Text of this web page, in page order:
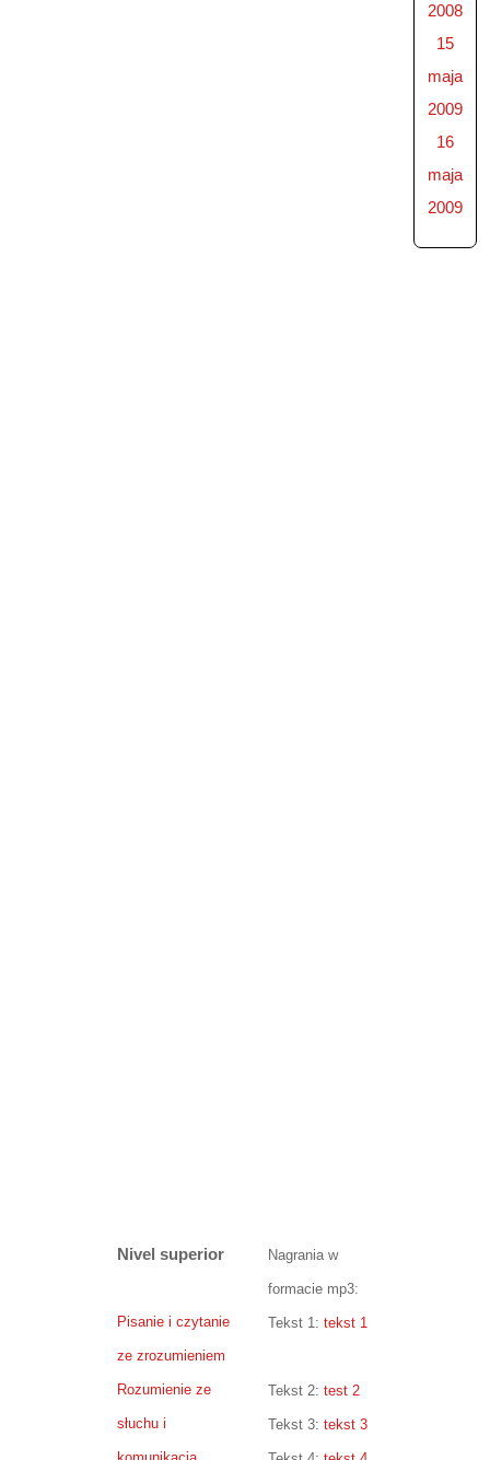
Nivel superior
Pisanie i czytanie
ze zrozumieniem
Rozumienie ze
słuchu i
Nagrania w
formacie mp3:
Tekst 1: tekst 1
Tekst 2: test 2
Tekst 3: tekst 3
2008
15
maja
2009
16
maja
2009